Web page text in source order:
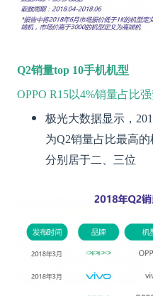
Q2销量top 10手机机型
OPPO R15以4%销量占比
极光大数据显示，
为Q2销量占比最高的
分别居于二、三位